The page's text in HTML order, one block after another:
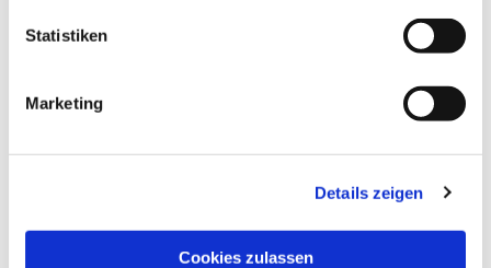
Statistiken
Marketing
Details zeigen
Cookies zulassen